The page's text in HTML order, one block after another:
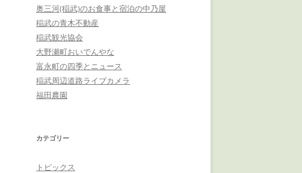
奥三河(稲武)のお食事と宿泊の中乃屋
稲武の青木不動産
稲武観光協会
大野瀬町おいでんやな
富永町の四季とニュース
稲武周辺道路ライブカメラ
福田農園
カテゴリー
トピックス